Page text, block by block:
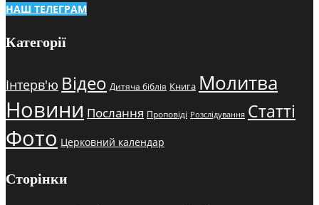
НАШ ТЕЛЕГРАМ
Категорії
Інтерв'ю Відео Дитяча біблія Книга Молитва
Новини Послання Проповіді Розслідування Статті
Фото Церковний календар
Сторінки